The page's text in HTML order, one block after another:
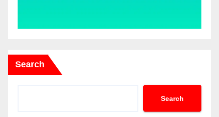
Search
Search